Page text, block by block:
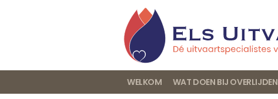
WELKOM WAT DOEN BIJ OVERLIJDEN